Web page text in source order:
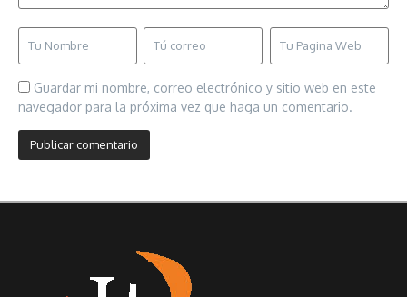
Guardar mi nombre, correo electrónico y sitio web en este
navegador para la próxima vez que haga un comentario.